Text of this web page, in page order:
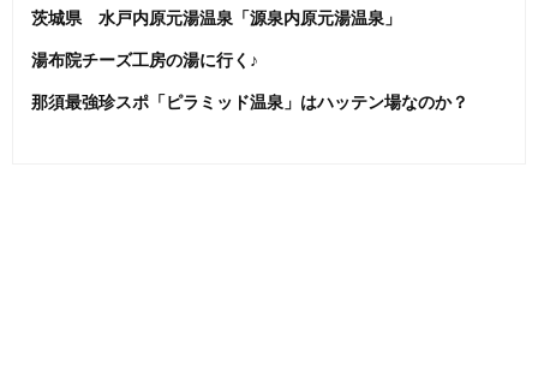
茨城県 水戸内原元湯温泉「源泉内原元湯温泉」
湯布院チーズ工房の湯に行く♪
那須最強珍スポ「ピラミッド温泉」はハッテン場なのか？